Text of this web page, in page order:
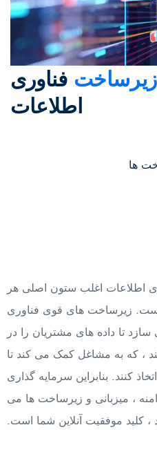
زیرساخت فناوری
اطلاعات
اطلاعات اغلب ستون اصلی هر
زیرساخت های قوی فناوری
تا داده های مشتریان را در
، که به مشاغل کمک می کند تا
کنند. بنابراین سرمایه گذاری
، میزبانی و زیرساخت ها می
، کلید موفقیت آنلاین شما است.